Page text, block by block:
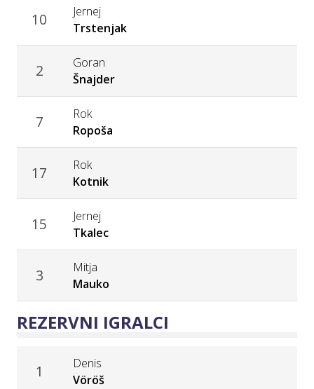
10
Jernej
Trstenjak
2
Goran
Šnajder
7
Rok
Ropoša
17
Rok
Kotnik
15
Jernej
Tkalec
3
Mitja
Mauko
REZERVNI IGRALCI
1
Denis
Vöröš